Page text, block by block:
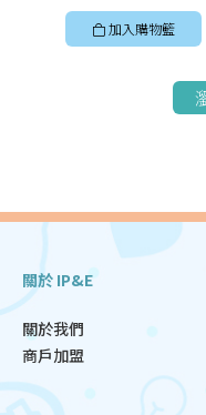
加入購物籃
關於 IP&E
關於我們
商戶加盟